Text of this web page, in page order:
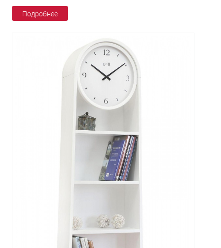
Подробнее